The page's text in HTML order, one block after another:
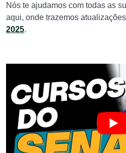
Nós te ajudamos com todas as
aqui, onde trazemos
2025.